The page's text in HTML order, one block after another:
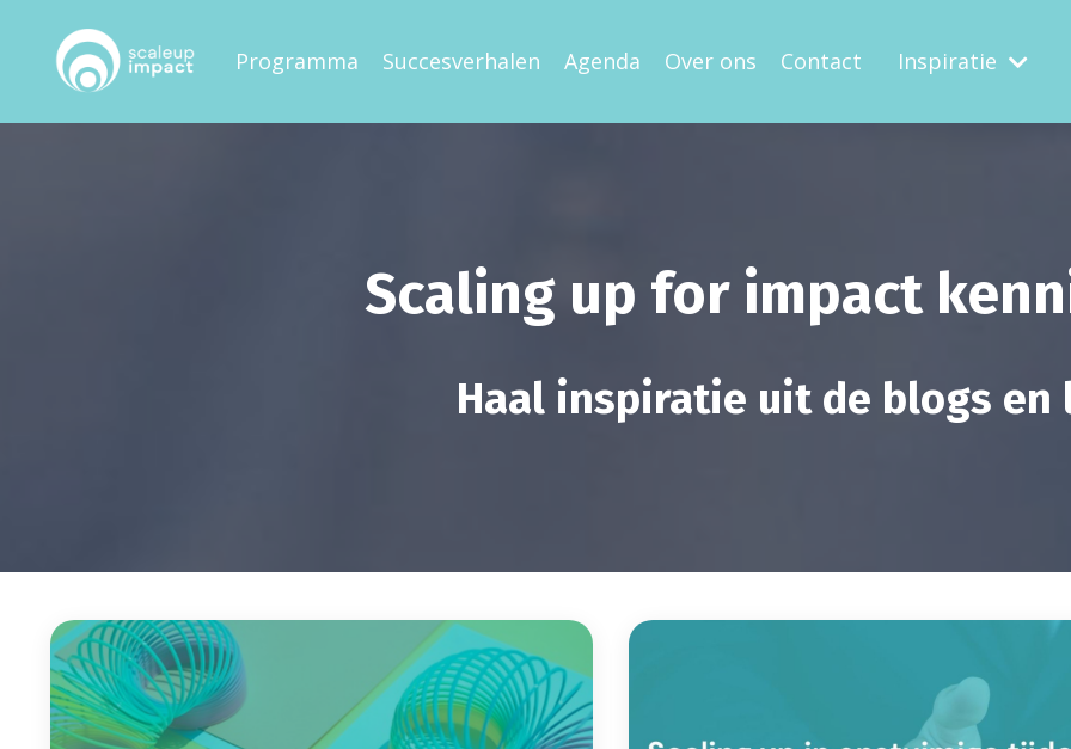
Programma Succesverhalen Agenda Over ons Contact Inspiratie
Scaling up for impact
Haal inspiratie uit de blogs en